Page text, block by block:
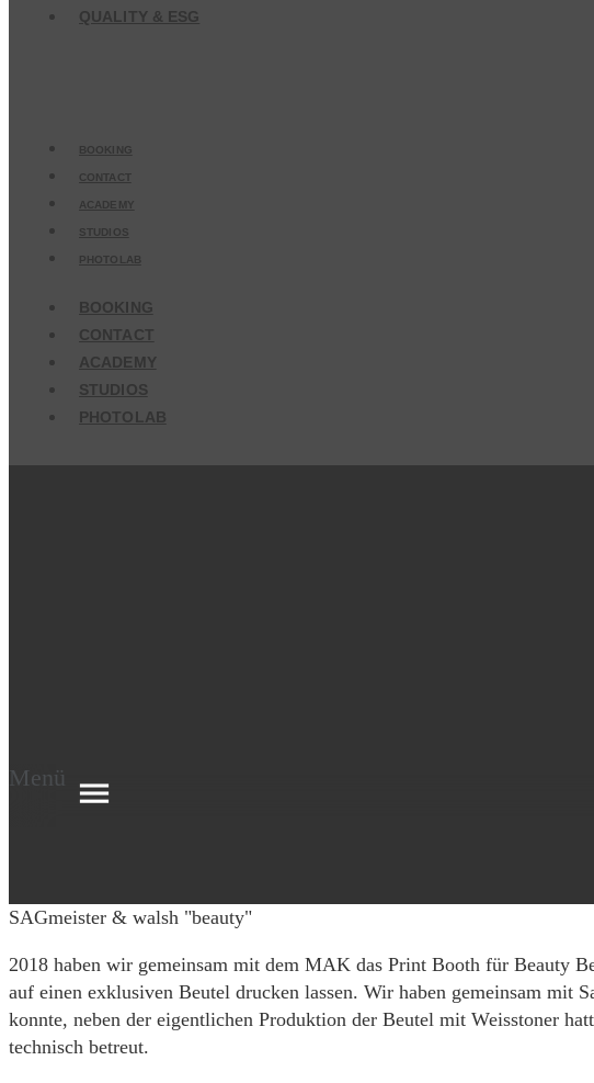
QUALITY & ESG
BOOKING
CONTACT
ACADEMY
STUDIOS
PHOTOLAB
BOOKING
CONTACT
ACADEMY
STUDIOS
PHOTOLAB
Menü
SAGmeister & walsh "beauty"
2018 haben wir gemeinsam mit dem MAK das Print Booth für Beauty
auf einen exklusiven Beutel drucken lassen. Wir haben gemeinsam mit
konnte, neben der eigentlichen Produktion der Beutel mit Weisstoner
technisch betreut.